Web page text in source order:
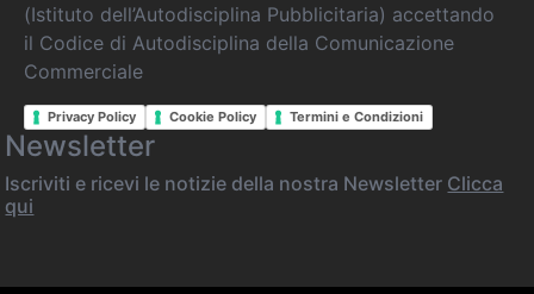
(Istituto dell’Autodisciplina Pubblicitaria) accettando
il Codice di Autodisciplina della Comunicazione
Commerciale
Privacy Policy Cookie Policy Termini e Condizioni
Newsletter
Iscriviti e ricevi le notizie della nostra Newsletter Clicca
qui